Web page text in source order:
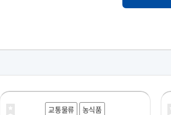
교통물류 농식품